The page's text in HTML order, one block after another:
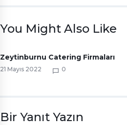
You Might Also Like
Zeytinburnu Catering Firmaları
21 Mayıs 2022 0
Bir Yanıt Yazın